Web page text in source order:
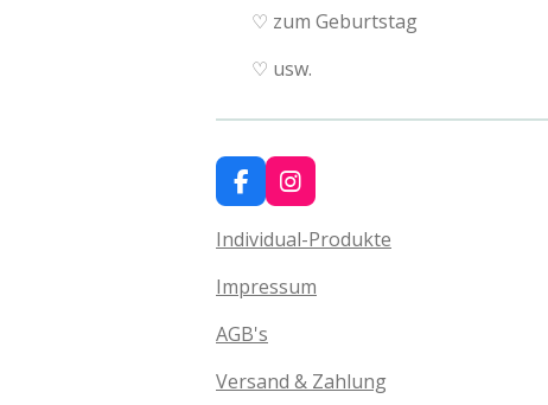
♡ zum Geburtstag
♡ usw.
F
a
c
e
b
o
o
k
I
n
s
t
a
g
m
Individual-Produkte
Impressum
AGB's
Versand & Zahlung